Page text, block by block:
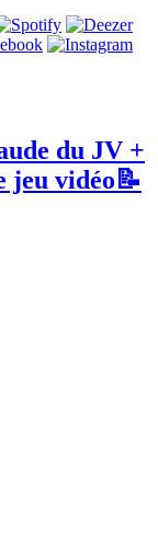
du JV +
jeu vidéo📝